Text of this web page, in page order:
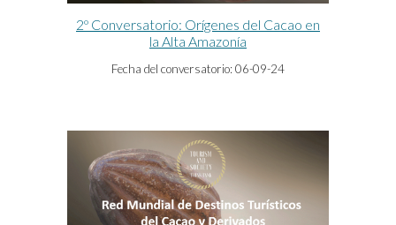
2º Conversatorio: Orígenes del Cacao en
la Alta Amazonía
Fecha del conversatorio:06-09-24